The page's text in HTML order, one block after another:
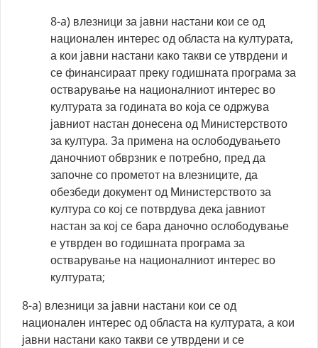
8-a) влезници за јавни настани кои се од
национален интерес од областа на културата,
а кои јавни настани како такви се утврдени и
се финансираат преку годишната програма за
остварување на националниот интерес во
културата за годината во која се одржува
јавниот настан донесена од Министерството
за култура. За примена на ослободувањето
даночниот обврзник е потребно, пред да
започне со прометот на влезниците, да
обезбеди документ од Министерството за
култура со кој се потврдува дека јавниот
настан за кој се бара даночно ослободување
е утврден во годишната програма за
остварување на националниот интерес во
културата;
8-a) влезници за јавни настани кои се од
национален интерес од областа на културата, а кои
јавни настани како такви се утврдени и се